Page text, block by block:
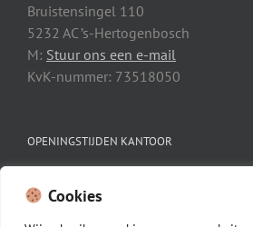
Cookies
Bruistensingel 110
5232 AC ’s-Hertogenbosch
M: Stuur ons een e-mail
KvK-nummer: 73518050
OPENINGSTIJDEN KANTOOR
Maandag t/m vrijdag: 08:00 – 18:00